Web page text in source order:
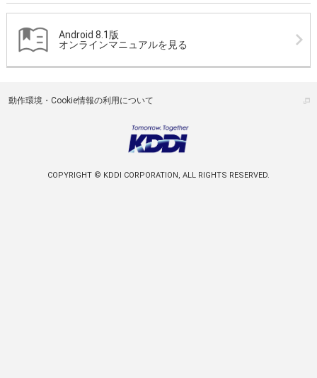
Android 8.1版
オンラインマニュアルを見る
動作環境・Cookie情報の利用について
COPYRIGHT © KDDI CORPORATION, ALL RIGHTS RESERVED.